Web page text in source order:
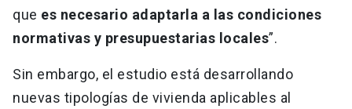
que es necesario adaptarla a las condiciones
normativas y presupuestarias locales”.
Sin embargo, el estudio está desarrollando
nuevas tipologías de vivienda aplicables al